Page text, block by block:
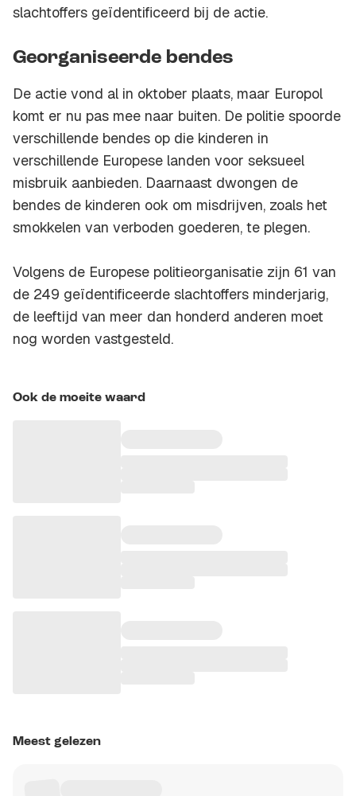
slachtoffers geïdentificeerd bij de actie.
Georganiseerde bendes
De actie vond al in oktober plaats, maar Europol
komt er nu pas mee naar buiten. De politie spoorde
verschillende bendes op die kinderen in
verschillende Europese landen voor seksueel
misbruik aanbieden. Daarnaast dwongen de
bendes de kinderen ook om misdrijven, zoals het
smokkelen van verboden goederen, te plegen.
Volgens de Europese politieorganisatie zijn 61 van
de 249 geïdentificeerde slachtoffers minderjarig,
de leeftijd van meer dan honderd anderen moet
nog worden vastgesteld.
Ook de moeite waard
Meest gelezen